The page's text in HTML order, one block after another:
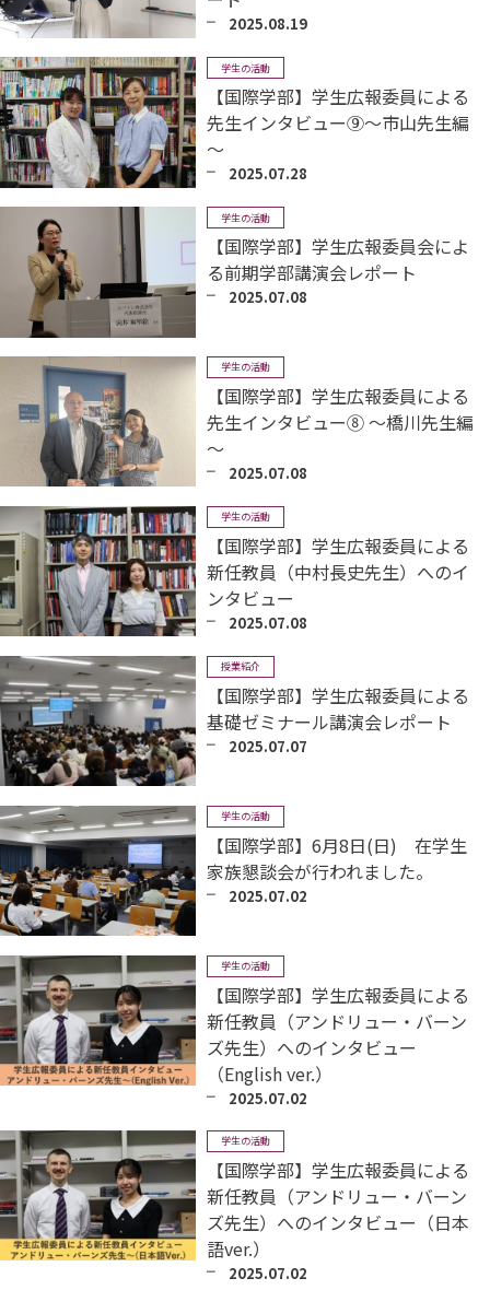
2025.08.19
学生の活動
【国際学部】学生広報委員による
先生インタビュー⑨～市山先生編
～
2025.07.28
学生の活動
【国際学部】学生広報委員会によ
る前期学部講演会レポート
2025.07.08
学生の活動
【国際学部】学生広報委員による
先生インタビュー⑧ ～橋川先生編
～
2025.07.08
学生の活動
【国際学部】学生広報委員による
新任教員（中村長史先生）へのイ
ンタビュー
2025.07.08
授業紹介
【国際学部】学生広報委員による
基礎ゼミナール講演会レポート
2025.07.07
学生の活動
【国際学部】6月8日(日) 在学生
家族懇談会が行われました。
2025.07.02
学生の活動
【国際学部】学生広報委員による
新任教員（アンドリュー・バーン
ズ先生）へのインタビュー
（English ver.）
2025.07.02
学生の活動
【国際学部】学生広報委員による
新任教員（アンドリュー・バーン
ズ先生）へのインタビュー（日本
語ver.）
2025.07.02